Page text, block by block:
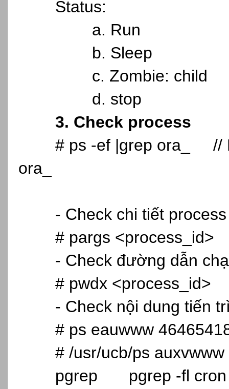
Status:
a. Run
b. Sleep
c. Zombie: child
d. stop
3. Check process
# ps -ef |grep ora_ //
ora_
- Check chi tiết process
# pargs <process_id>
- Check đường dẫn
# pwdx <process_id>
- Check nội dung tiến
# ps eauwww
# /usr/ucb/ps
pgrep
pgrep -fl cron